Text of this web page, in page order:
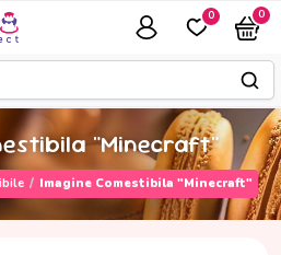
0 0
"Minecraft"
Imagine Comestibila "Minecraft"